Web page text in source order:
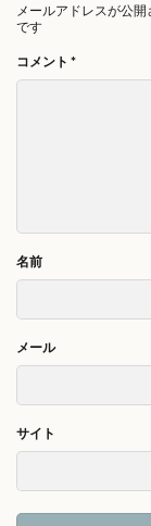
メールアドレスが公開
です
コメント *
名前
メール
サイト